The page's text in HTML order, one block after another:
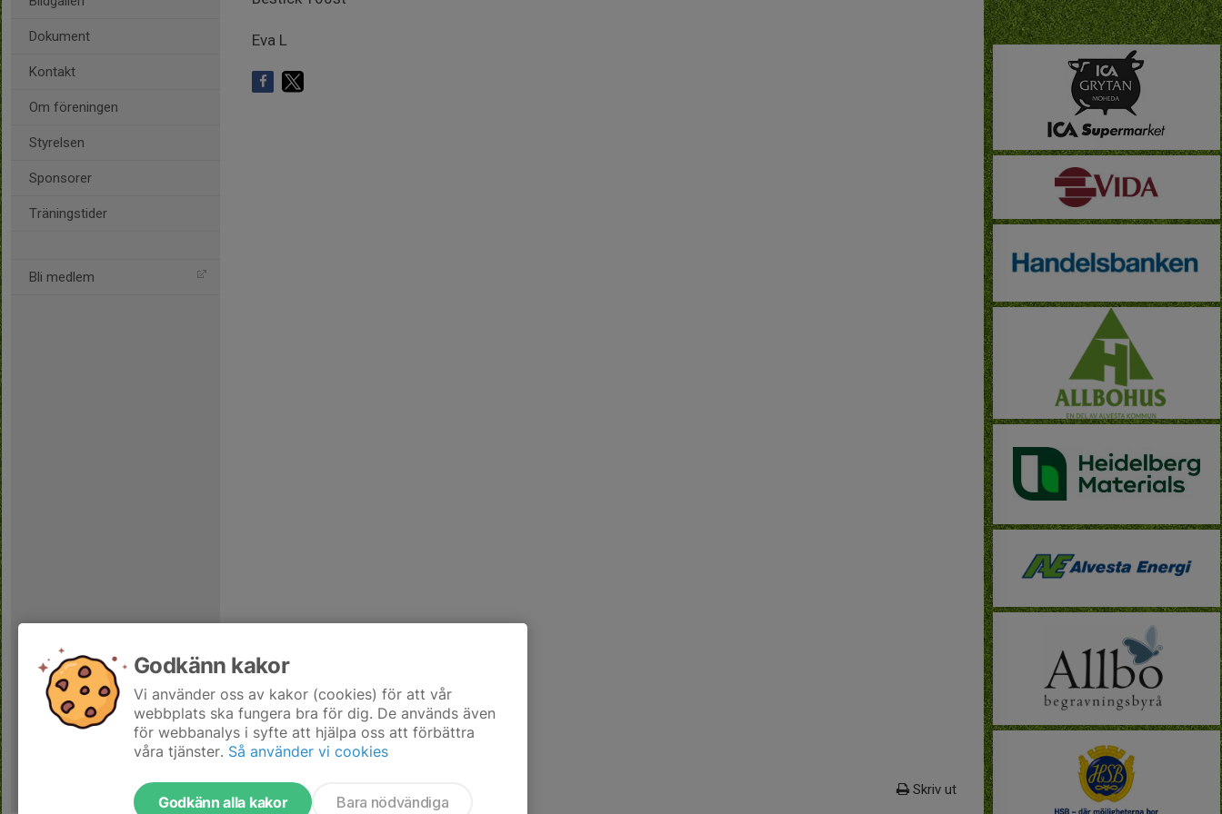
Dokument
Kontakt
Om föreningen
Styrelsen
Sponsorer
Träningstider
Bli medlem
Eva L
Skriv ut
Godkänn kakor
Vi använder oss av kakor (cookies) för att vår
webbplats ska fungera bra för dig. De används även
för webbanalys i syfte att hjälpa oss att förbättra
våra tjänster. Så använder vi cookies
Godkänn alla kakor Bara nödvändiga